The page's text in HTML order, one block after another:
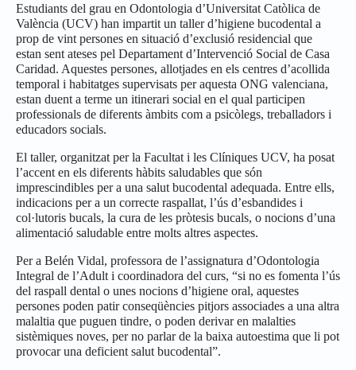
Estudiants del grau en Odontologia d’Universitat Catòlica de
València (UCV) han impartit un taller d’higiene bucodental a
prop de vint persones en situació d’exclusió residencial que
estan sent ateses pel Departament d’Intervenció Social de Casa
Caridad. Aquestes persones, allotjades en els centres d’acollida
temporal i habitatges supervisats per aquesta ONG valenciana,
estan duent a terme un itinerari social en el qual participen
professionals de diferents àmbits com a psicòlegs, treballadors i
educadors socials.
El taller, organitzat per la Facultat i les Clíniques UCV, ha posat
l’accent en els diferents hàbits saludables que són
imprescindibles per a una salut bucodental adequada. Entre ells,
indicacions per a un correcte raspallat, l’ús d’esbandides i
col·lutoris bucals, la cura de les pròtesis bucals, o nocions d’una
alimentació saludable entre molts altres aspectes.
Per a Belén Vidal, professora de l’assignatura d’Odontologia
Integral de l’Adult i coordinadora del curs, “si no es fomenta l’ús
del raspall dental o unes nocions d’higiene oral, aquestes
persones poden patir conseqüències pitjors associades a una altra
malaltia que puguen tindre, o poden derivar en malalties
sistèmiques noves, per no parlar de la baixa autoestima que li pot
provocar una deficient salut bucodental”.